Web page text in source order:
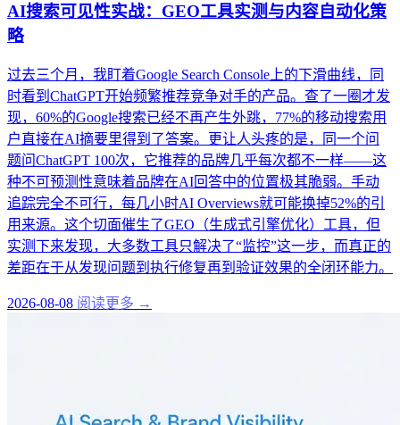
AI搜索可见性实战：GEO工具实测与内容自动化策
略
过去三个月，我盯着Google Search Console上的下滑曲线，同
时看到ChatGPT开始频繁推荐竞争对手的产品。查了一圈才发
现，60%的Google搜索已经不再产生外跳，77%的移动搜索用
户直接在AI摘要里得到了答案。更让人头疼的是，同一个问
题问ChatGPT 100次，它推荐的品牌几乎每次都不一样——这
种不可预测性意味着品牌在AI回答中的位置极其脆弱。手动
追踪完全不可行，每几小时AI Overviews就可能换掉52%的引
用来源。这个切面催生了GEO（生成式引擎优化）工具，但
实测下来发现，大多数工具只解决了“监控”这一步，而真正的
差距在于从发现问题到执行修复再到验证效果的全闭环能力。
2026-08-08 阅读更多 →